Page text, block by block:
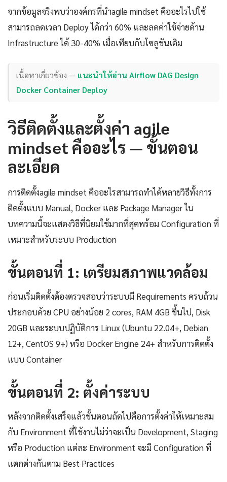
จากข้อมูลจริงพบว่าองค์กรที่นำagile mindset คืออะไรไปใช้
สามารถลดเวลา Deploy ได้กว่า 60% และลดค่าใช้จ่ายด้าน
Infrastructure ได้ 30-40% เมื่อเทียบกับโซลูชันเดิม
เนื้อหาเกี่ยวข้อง — แนะนำให้อ่าน Airflow DAG Design
Docker Container Deploy
วิธีติดตั้งและตั้งค่า agile
mindset คืออะไร — ขั้นตอน
ละเอียด
การติดตั้งagile mindset คืออะไรสามารถทำได้หลายวิธีทั้งการ
ติดตั้งแบบ Manual, Docker และ Package Manager ใน
บทความนี้จะแสดงวิธีที่นิยมใช้มากที่สุดพร้อม Configuration ที่
เหมาะสำหรับระบบ Production
ขั้นตอนที่ 1: เตรียมสภาพแวดล้อม
ก่อนเริ่มติดตั้งต้องตรวจสอบว่าระบบมี Requirements ครบถ้วน
ประกอบด้วย CPU อย่างน้อย 2 cores, RAM 4GB ขึ้นไป, Disk
20GB และระบบปฏิบัติการ Linux (Ubuntu 22.04+, Debian
12+, CentOS 9+) หรือ Docker Engine 24+ สำหรับการติดตั้ง
แบบ Container
ขั้นตอนที่ 2: ตั้งค่าระบบ
หลังจากติดตั้งเสร็จแล้วขั้นตอนถัดไปคือการตั้งค่าให้เหมาะสม
กับ Environment ที่ใช้งานไม่ว่าจะเป็น Development, Staging
หรือ Production แต่ละ Environment จะมี Configuration ที่
แตกต่างกันตาม Best Practices